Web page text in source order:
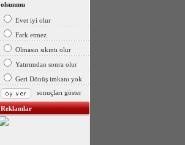
olsunmu
Evet iyi olur
Fark etmez
Olmasın sıkıntı olur
Yatırımdan sonra olur
Geri Dönüş imkanı yok
sonuçları göster
Reklamlar